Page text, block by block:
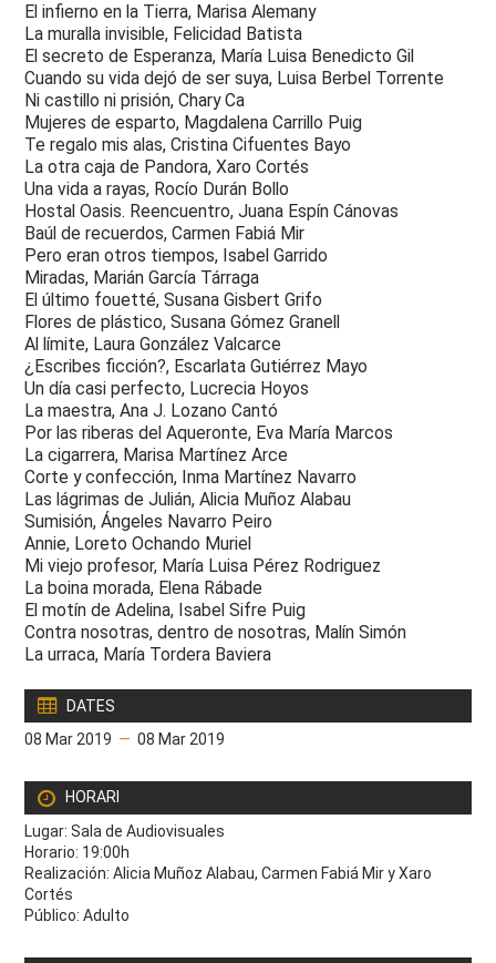
El infierno en la Tierra, Marisa Alemany
La muralla invisible, Felicidad Batista
El secreto de Esperanza, María Luisa Benedicto Gil
Cuando su vida dejó de ser suya, Luisa Berbel Torrente
Ni castillo ni prisión, Chary Ca
Mujeres de esparto, Magdalena Carrillo Puig
Te regalo mis alas, Cristina Cifuentes Bayo
La otra caja de Pandora, Xaro Cortés
Una vida a rayas, Rocío Durán Bollo
Hostal Oasis. Reencuentro, Juana Espín Cánovas
Baúl de recuerdos, Carmen Fabiá Mir
Pero eran otros tiempos, Isabel Garrido
Miradas, Marián García Tárraga
El último fouetté, Susana Gisbert Grifo
Flores de plástico, Susana Gómez Granell
Al límite, Laura González Valcarce
¿Escribes ficción?, Escarlata Gutiérrez Mayo
Un día casi perfecto, Lucrecia Hoyos
La maestra, Ana J. Lozano Cantó
Por las riberas del Aqueronte, Eva María Marcos
La cigarrera, Marisa Martínez Arce
Corte y confección, Inma Martínez Navarro
Las lágrimas de Julián, Alicia Muñoz Alabau
Sumisión, Ángeles Navarro Peiro
Annie, Loreto Ochando Muriel
Mi viejo profesor, María Luisa Pérez Rodriguez
La boina morada, Elena Rábade
El motín de Adelina, Isabel Sifre Puig
Contra nosotras, dentro de nosotras, Malín Simón
La urraca, María Tordera Baviera
DATES
08 Mar 2019 — 08 Mar 2019
HORARI
Lugar: Sala de Audiovisuales
Horario: 19:00h
Realización: Alicia Muñoz Alabau, Carmen Fabiá Mir y Xaro
Cortés
Público: Adulto